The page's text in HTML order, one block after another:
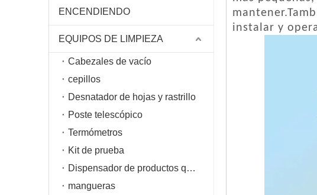
ENCENDIENDO
EQUIPOS DE LIMPIEZA
Cabezales de vacío
cepillos
Desnatador de hojas y rastrillo
Poste telescópico
Termómetros
Kit de prueba
Dispensador de productos químicos
mangueras
instalar y